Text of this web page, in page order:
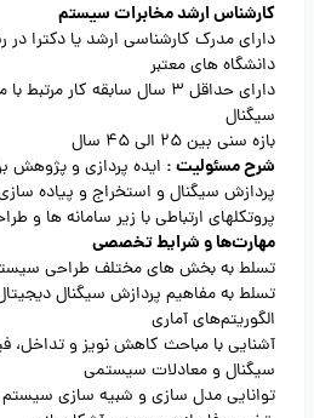
کارشناس ارشد مخابرات سیستم
دارای مدرک کارشناسی ارشد یا دکترا
دانشگاه های معتبر
دارای حداقل 3 سال سابقه کار
سیگنال
بازه سنی بین 25 الی 45 سال
شرح مسئولیت : ایده پردازی و پژوهش
پردازش سیگنال و استخراج و پیاده
پروتکلهای ارتباطی با زیر سامانه ها و
مهارت‌ها و شرایط تخصصی
تسلط به بخش های مختلف طراحی
الگوریتم‌های آماری
سیگنال و معادلات سیستمی
توانایی مدل سازی و شبیه سازی